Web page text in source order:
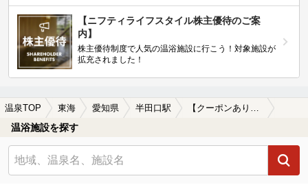
【ニフティライフスタイル株主優待のご案
内】
株主優待制度で人気の温浴施設に行こう！対象施設が
拡充されました！
温泉TOP 東海 愛知県 半田口駅 【クーポンあり】女子旅・女子会におすすめの半田口駅近くの温泉、日帰り温泉、スーパー銭湯おすすめ
温浴施設を探す